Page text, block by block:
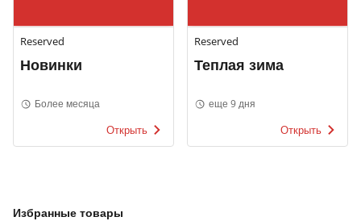
Reserved
Новинки
Более месяца
Открыть
Reserved
Теплая зима
еще 9 дня
Открыть
Избранные товары